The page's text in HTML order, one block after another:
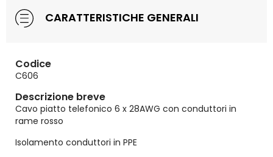
CARATTERISTICHE GENERALI
Codice
C606
Descrizione breve
Cavo piatto telefonico 6 x 28AWG con conduttori in
rame rosso
Isolamento conduttori in PPE